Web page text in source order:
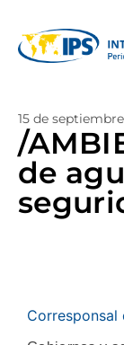
15 de
/
de
Corresponsal